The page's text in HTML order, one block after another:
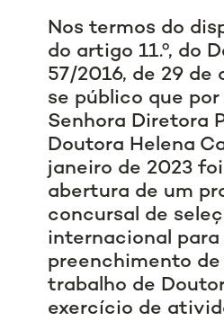
Nos termos do
do artigo 11.º, do
57/2016, de 29 de
se público que
Senhora Diretora
Doutora Helena
janeiro de 2023
abertura de um
concursal de
internacional para
preenchimento
trabalho de
exercício de